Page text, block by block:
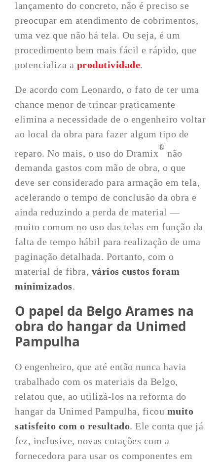
lançamento do concreto, não é preciso se
preocupar em atendimento de cobrimentos,
uma vez que não há tela. Ou seja, é um
procedimento bem mais fácil e rápido, que
potencializa a produtividade.
De acordo com Leonardo, o fato de ter uma
chance menor de trincar praticamente
elimina a necessidade de o engenheiro voltar
ao local da obra para fazer algum tipo de
reparo. No mais, o uso do Dramix
®
não
demanda gastos com mão de obra, o que
deve ser considerado para armação em tela,
acelerando o tempo de conclusão da obra e
ainda reduzindo a perda de material —
muito comum no uso das telas em função da
falta de tempo hábil para realização de uma
paginação detalhada. Portanto, com o
material de fibra, vários custos foram
minimizados.
O papel da Belgo Arames na
obra do hangar da Unimed
Pampulha
O engenheiro, que até então nunca havia
trabalhado com os materiais da Belgo,
relatou que, ao utilizá-los na reforma do
hangar da Unimed Pampulha, ficou muito
satisfeito com o resultado. Ele conta que já
fez, inclusive, novas cotações com a
fornecedora para usar os componentes em